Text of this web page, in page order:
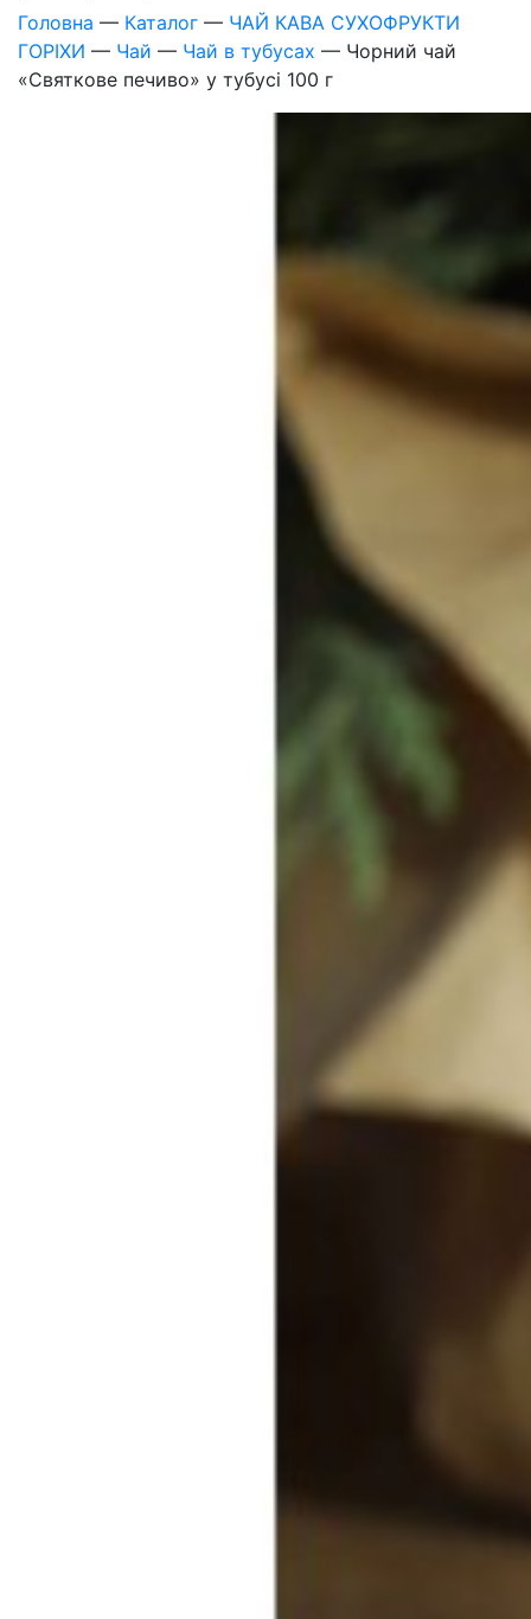
Головна — Каталог — ЧАЙ КАВА СУХОФРУКТИ
ГОРІХИ — Чай — Чай в тубусах — Чорний чай
«Святкове печиво» у тубусі 100 г